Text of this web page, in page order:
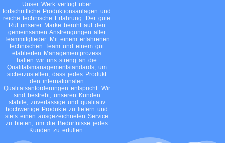
Unser Werk verfügt über
fortschrittliche Produktionsanlagen und
reiche technische Erfahrung. Der gute
Ruf unserer Marke beruht auf den
gemeinsamen Anstrengungen aller
Teammitglieder. Mit einem erfahrenen
technischen Team und einem gut
etablierten Managementprozess
halten wir uns streng an die
Qualitätsmanagementstandards, um
sicherzustellen, dass jedes Produkt
den internationalen
Qualitätsanforderungen entspricht. Wir
sind bestrebt, unseren Kunden
stabile, zuverlässige und qualitativ
hochwertige Produkte zu liefern und
stets einen ausgezeichneten Service
zu bieten, um die Bedürfnisse jedes
Kunden zu erfüllen.